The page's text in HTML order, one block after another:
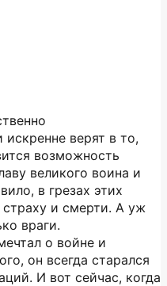
верят в то,
возможность
великого воина и
в грезах этих
и смерти. А уж
враги.
о войне и
он всегда старался
И вот сейчас, когда